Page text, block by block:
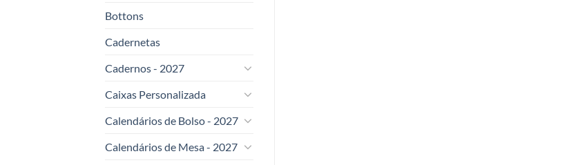
Bottons
Cadernetas
Cadernos - 2027
Caixas Personalizada
Calendários de Bolso - 2027
Calendários de Mesa - 2027